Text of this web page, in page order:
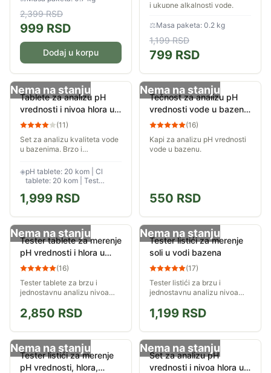
dovoljan za 10 merenja.
2,399RSD
999 RSD
Dodaj u korpu
i ukupne alkalnosti vode.
⚖Masa paketa: 0.2 kg
1,199RSD
799 RSD
Nema na stanju
Tablete za analizu pH
vrednosti i nivoa hlora u
vodi Lovibond
(11)
Set za analizu kvaliteta vode
u bazenima. Brzo i
vrednost i nivo hlora u vodi
svog bazena.
◈pH tablete: 20 kom | Cl
tablete: 20 kom | Test
1,999 RSD
Nema na stanju
Tečnost za analizu pH
vrednosti vode u bazenu
DPool Phenol Red
(16)
Kapi za analizu pH vrednosti
vode u bazenu.
550 RSD
Nema na stanju
Tester tablete za merenje
pH vrednosti i hlora u
vodi bazena
(16)
Tester tablete za brzu i
jednostavnu analizu nivoa
bazenu.
2,850 RSD
Nema na stanju
Tester listići za merenje
soli u vodi bazena
(17)
Tester listići za brzu i
jednostavnu analizu nivoa
sadrži 50 listića.
1,199 RSD
Nema na stanju
Tester listići za merenje
pH vrednosti, hlora,
Nema na stanju
Set za analizu pH
vrednosti i nivoa hlora u